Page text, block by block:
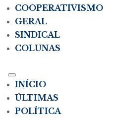
COOPERATIVISMO
GERAL
SINDICAL
COLUNAS
INÍCIO
ÚLTIMAS
POLÍTICA